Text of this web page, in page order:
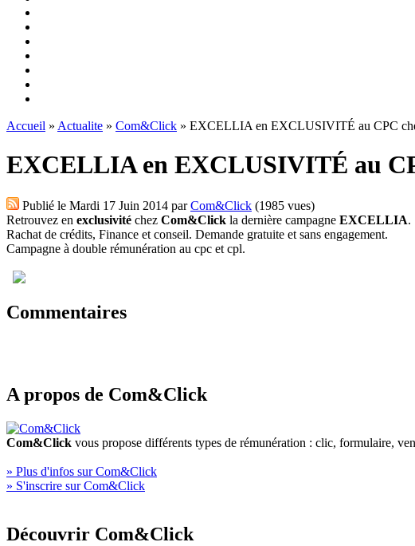
Accueil » Actualite » Com&Click » EXCELLIA en EXCLUSIVITÉ au CPC
EXCELLIA en EXCLUSIVITÉ au
Publié le Mardi 17 Juin 2014 parCom&Click (1985 vues)
Retrouvez en exclusivité chez Com&Click la dernière campagne EXCELLIA.
Rachat de crédits, Finance et conseil. Demande gratuite et sans engagement.
Campagne à double rémunération au cpc et cpl.
Commentaires
A propos de Com&Click
Com&Click vous propose différents types de rémunération : clic, formulaire,
» Plus d'infos sur Com&Click
» S'inscrire sur Com&Click
Découvrir Com&Click